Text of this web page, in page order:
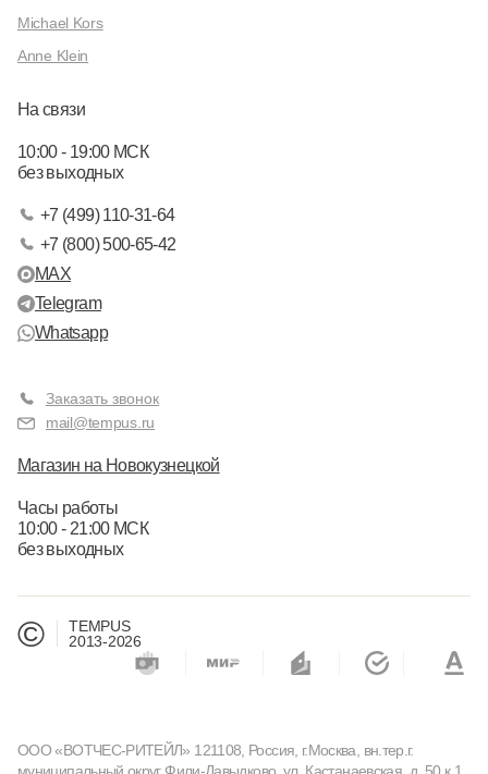
Michael Kors
Anne Klein
На связи
10:00 - 19:00 МСК
без выходных
+7 (499) 110-31-64
+7 (800) 500-65-42
MAX
Telegram
Whatsapp
Заказать звонок
mail@tempus.ru
Магазин на Новокузнецкой
Часы работы
10:00 - 21:00 МСК
без выходных
©
TEMPUS
2013-2026
ООО «ВОТЧЕС-РИТЕЙЛ» 121108, Россия, г.Москва, вн.тер.г.